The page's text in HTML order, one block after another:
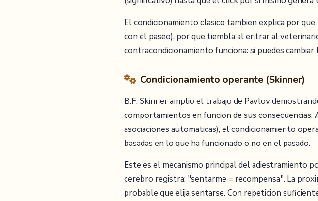
El condicionamiento clasico tambien explica por
con el paseo), por que tiembla al entrar al
contracondicionamiento funciona: si puedes
Condicionamiento operante (Skinner)
B.F. Skinner amplio el trabajo de Pavlov
comportamientos en funcion de sus consecuencias.
asociaciones automaticas), el condicionamiento
basadas en lo que ha funcionado o no en el pasado.
Este es el mecanismo principal del adiestramiento
cerebro registra: "sentarme = recompensa". La
probable que elija sentarse. Con repeticion